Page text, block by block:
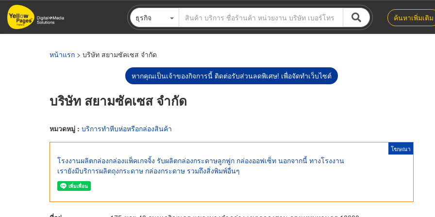
ข้าม
ไป
ธุรกิจ ค้นหาเพิ่มเติม
หน้าแรก > บริษัท สยามซัคเซส จำกัด
หากคุณเป็นเจ้าของกิจการนี้ ติดต่อรับส่วนลดพิเศษ! เพื่อจัดทำเว็บไซต์
บริษัท สยามซัคเซส จำกัด
หมวดหมู่ : บริการทำหีบห่อหรือกล่องสินค้า
โฆษณา
โรงงานผลิตกล่องกล่องแพ็คเกจจิ้ง รับผลิตกล่องกระดาษลูกฟูก กล่องออฟเซ็ท นอกจากนี้ ทางโรงงาน
เรายังมีบริการผลิตถุงกระดาษ กล่องกระดาษ รวมถึงสิ่งพิมพ์อื่นๆ